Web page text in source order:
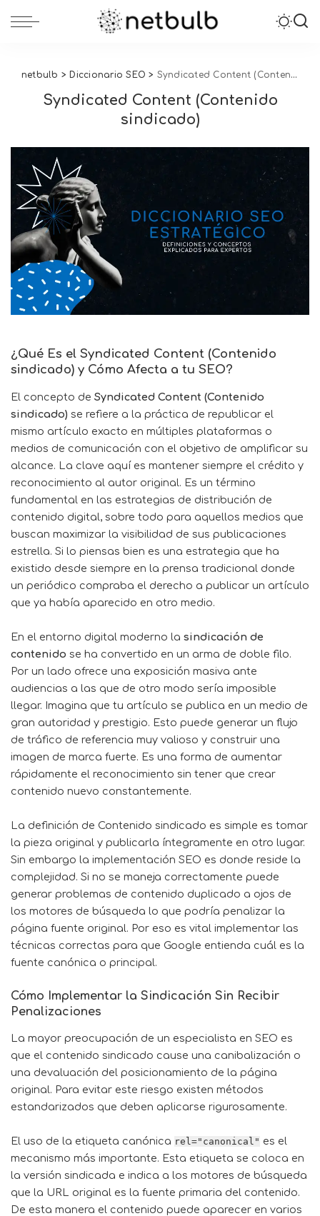
netbulb > Diccionario SEO > Syndicated Content (Contenido sindicado)
Syndicated Content (Contenido
sindicado)
¿Qué Es el Syndicated Content (Contenido
sindicado) y Cómo Afecta a tu SEO?
El concepto de Syndicated Content (Contenido
sindicado) se refiere a la práctica de republicar el
mismo artículo exacto en múltiples plataformas o
medios de comunicación con el objetivo de amplificar su
alcance. La clave aquí es mantener siempre el crédito y
reconocimiento al autor original. Es un término
fundamental en las estrategias de distribución de
contenido digital, sobre todo para aquellos medios que
buscan maximizar la visibilidad de sus publicaciones
estrella. Si lo piensas bien es una estrategia que ha
existido desde siempre en la prensa tradicional donde
un periódico compraba el derecho a publicar un artículo
que ya había aparecido en otro medio.
En el entorno digital moderno la sindicación de
contenido se ha convertido en un arma de doble filo.
Por un lado ofrece una exposición masiva ante
audiencias a las que de otro modo sería imposible
llegar. Imagina que tu artículo se publica en un medio de
gran autoridad y prestigio. Esto puede generar un flujo
de tráfico de referencia muy valioso y construir una
imagen de marca fuerte. Es una forma de aumentar
rápidamente el reconocimiento sin tener que crear
contenido nuevo constantemente.
La definición de Contenido sindicado es simple es tomar
la pieza original y publicarla íntegramente en otro lugar.
Sin embargo la implementación SEO es donde reside la
complejidad. Si no se maneja correctamente puede
generar problemas de contenido duplicado a ojos de
los motores de búsqueda lo que podría penalizar la
página fuente original. Por eso es vital implementar las
técnicas correctas para que Google entienda cuál es la
fuente canónica o principal.
Cómo Implementar la Sindicación Sin Recibir
Penalizaciones
La mayor preocupación de un especialista en SEO es
que el contenido sindicado cause una canibalización o
una devaluación del posicionamiento de la página
original. Para evitar este riesgo existen métodos
estandarizados que deben aplicarse rigurosamente.
El uso de la etiqueta canónica rel="canonical" es el
mecanismo más importante. Esta etiqueta se coloca en
la versión sindicada e indica a los motores de búsqueda
que la URL original es la fuente primaria del contenido.
De esta manera el contenido puede aparecer en varios